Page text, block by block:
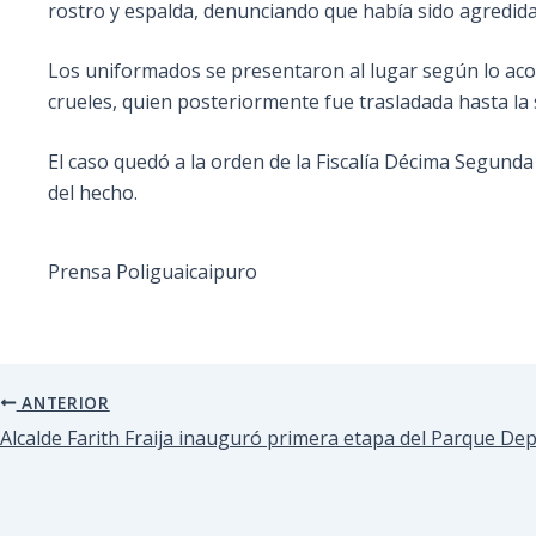
rostro y espalda, denunciando que había sido
Los uniformados se presentaron al lugar según lo
crueles, quien posteriormente fue trasladada hasta
El caso quedó a la orden de la Fiscalía Décima
del hecho.
Prensa Poliguaicaipuro
ANTERIOR
Alcalde Farith Fraija inauguró primera etapa del Parque